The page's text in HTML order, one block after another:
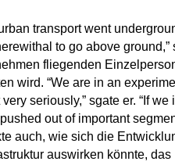
transport went
to go above ground,”
fliegenden
wird. “We are in an
seriously,” sgate er. “If we
out of important
auch, wie sich die
auswirken könnte, das